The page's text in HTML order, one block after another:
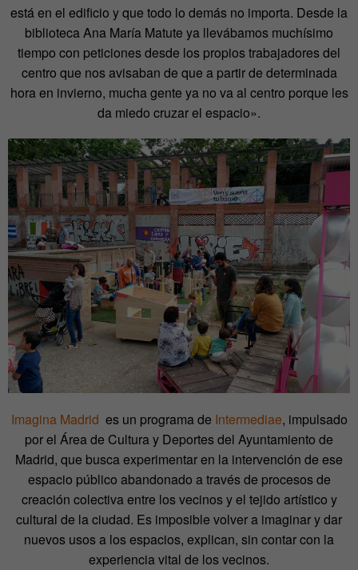
está en el edificio y que todo lo demás no importa. Desde la
biblioteca Ana María Matute ya llevábamos muchísimo
tiempo con peticiones desde los propios trabajadores del
centro que nos avisaban de que a partir de determinada
hora en invierno, mucha gente ya no va al centro porque les
da miedo cruzar el espacio».
Imagina Madrid es un programa de Intermediae, impulsado
por el Área de Cultura y Deportes del Ayuntamiento de
Madrid, que busca experimentar en la intervención de ese
espacio público abandonado a través de procesos de
creación colectiva entre los vecinos y el tejido artístico y
cultural de la ciudad. Es imposible volver a imaginar y dar
nuevos usos a los espacios, explican, sin contar con la
experiencia vital de los vecinos.